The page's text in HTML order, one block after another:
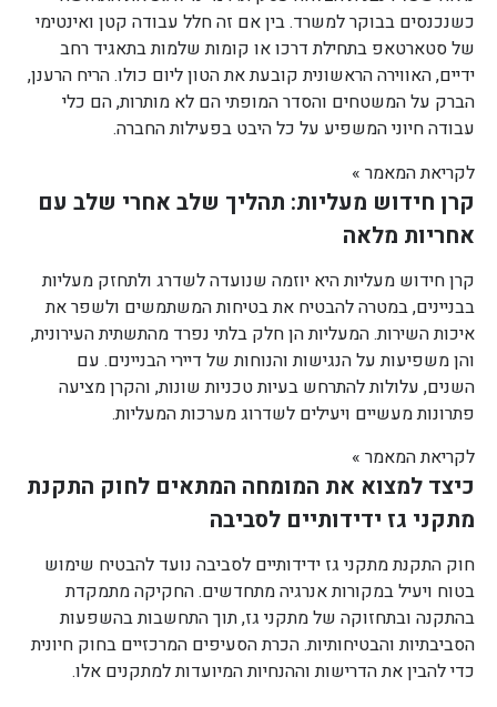
כשנכנסים בבוקר למשרד. בין אם זה חלל עבודה קטן ואינטימי
של סטארטאפ בתחילת דרכו או קומות שלמות בתאגיד רחב
ידיים, האווירה הראשונית קובעת את הטון ליום כולו. הריח הרענן,
הברק על המשטחים והסדר המופתי הם לא מותרות, הם כלי
עבודה חיוני המשפיע על כל היבט בפעילות החברה.
לקריאת המאמר »
קרן חידוש מעליות: תהליך שלב אחרי שלב עם
אחריות מלאה
קרן חידוש מעליות היא יוזמה שנועדה לשדרג ולתחזק מעליות
בבניינים, במטרה להבטיח את בטיחות המשתמשים ולשפר את
איכות השירות. המעליות הן חלק בלתי נפרד מהתשתית העירונית,
והן משפיעות על הנגישות והנוחות של דיירי הבניינים. עם
השנים, עלולות להתרחש בעיות טכניות שונות, והקרן מציעה
פתרונות מעשיים ויעילים לשדרוג מערכות המעליות.
לקריאת המאמר »
כיצד למצוא את המומחה המתאים לחוק התקנת
מתקני גז ידידותיים לסביבה
חוק התקנת מתקני גז ידידותיים לסביבה נועד להבטיח שימוש
בטוח ויעיל במקורות אנרגיה מתחדשים. החקיקה מתמקדת
בהתקנה ובתחזוקה של מתקני גז, תוך התחשבות בהשפעות
הסביבתיות והבטיחותיות. הכרת הסעיפים המרכזיים בחוק חיונית
כדי להבין את הדרישות וההנחיות המיועדות למתקנים אלו.